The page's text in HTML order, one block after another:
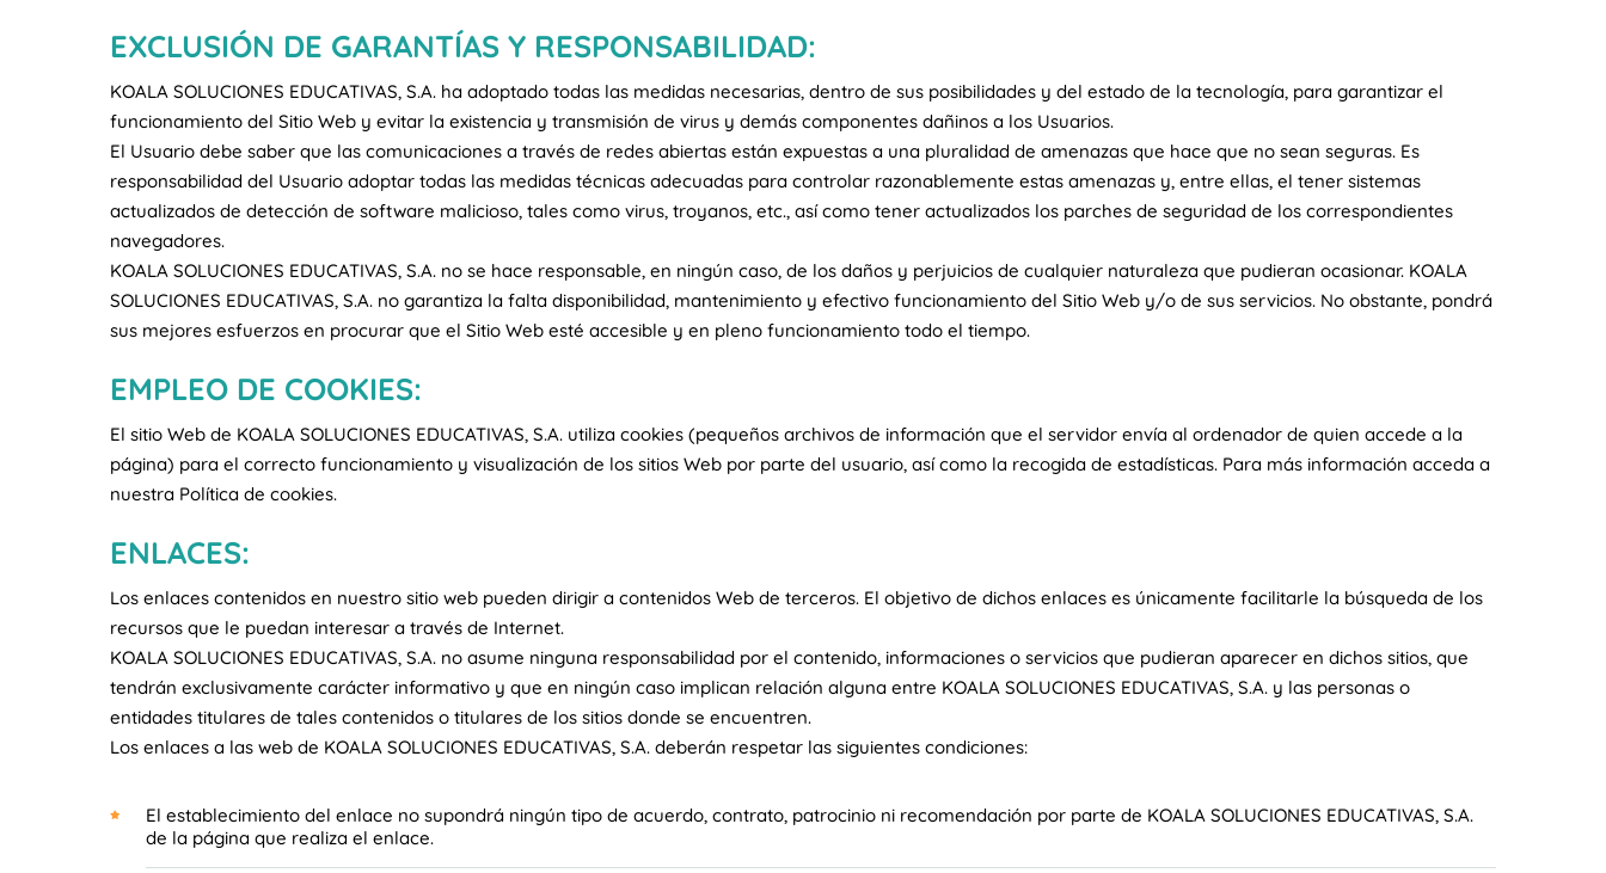
EXCLUSIÓN DE GARANTÍAS Y RESPONSABILIDAD:
KOALA SOLUCIONES EDUCATIVAS, S.A. ha adoptado todas las medidas necesarias, dentro de sus posibilidades y del estado de la tecnología, para garantizar el
funcionamiento del Sitio Web y evitar la existencia y transmisión de virus y demás componentes dañinos a los Usuarios.
El Usuario debe saber que las comunicaciones a través de redes abiertas están expuestas a una pluralidad de amenazas que hace que no sean seguras. Es
responsabilidad del Usuario adoptar todas las medidas técnicas adecuadas para controlar razonablemente estas amenazas y, entre ellas, el tener sistemas
actualizados de detección de software malicioso, tales como virus, troyanos, etc., así como tener actualizados los parches de seguridad de los correspondientes
navegadores.
KOALA SOLUCIONES EDUCATIVAS, S.A. no se hace responsable, en ningún caso, de los daños y perjuicios de cualquier naturaleza que pudieran ocasionar. KOALA
SOLUCIONES EDUCATIVAS, S.A. no garantiza la falta disponibilidad, mantenimiento y efectivo funcionamiento del Sitio Web y/o de sus servicios. No obstante, pondrá
sus mejores esfuerzos en procurar que el Sitio Web esté accesible y en pleno funcionamiento todo el tiempo.
EMPLEO DE COOKIES:
El sitio Web de KOALA SOLUCIONES EDUCATIVAS, S.A. utiliza cookies (pequeños archivos de información que el servidor envía al ordenador de quien accede a la
página) para el correcto funcionamiento y visualización de los sitios Web por parte del usuario, así como la recogida de estadísticas. Para más información acceda a
nuestra Política de cookies.
ENLACES:
Los enlaces contenidos en nuestro sitio web pueden dirigir a contenidos Web de terceros. El objetivo de dichos enlaces es únicamente facilitarle la búsqueda de los
recursos que le puedan interesar a través de Internet.
KOALA SOLUCIONES EDUCATIVAS, S.A. no asume ninguna responsabilidad por el contenido, informaciones o servicios que pudieran aparecer en dichos sitios, que
tendrán exclusivamente carácter informativo y que en ningún caso implican relación alguna entre KOALA SOLUCIONES EDUCATIVAS, S.A. y las personas o
entidades titulares de tales contenidos o titulares de los sitios donde se encuentren.
Los enlaces a las web de KOALA SOLUCIONES EDUCATIVAS, S.A. deberán respetar las siguientes condiciones:
El establecimiento del enlace no supondrá ningún tipo de acuerdo, contrato, patrocinio ni recomendación por parte de KOALA SOLUCIONES EDUCATIVAS, S.A.
de la página que realiza el enlace.